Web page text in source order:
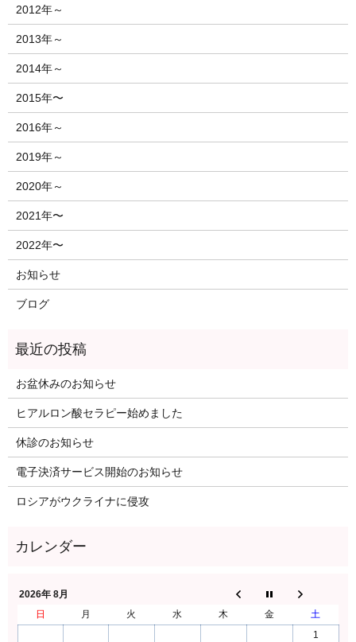
2012年～
2013年～
2014年～
2015年〜
2016年～
2019年～
2020年～
2021年〜
2022年〜
お知らせ
ブログ
お盆休みのお知らせ
ヒアルロン酸セラピー始めました
休診のお知らせ
電子決済サービス開始のお知らせ
ロシアがウクライナに侵攻
2026年 8月
日
月 火 水 木 金
土
1